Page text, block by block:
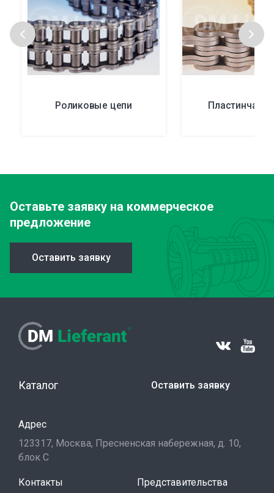
Роликовые цепи
Оставьте заявку на коммерческое
предложение
Оставить заявку
Каталог Оставить заявку
Адрес
123317, Москва, Пресненская набережная, д. 10,
блок С
Контакты Представительства